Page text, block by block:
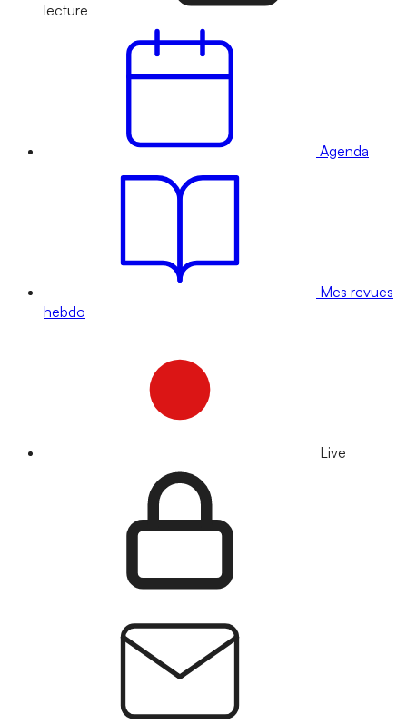
lecture
Agenda
Mes revues
hebdo
Live